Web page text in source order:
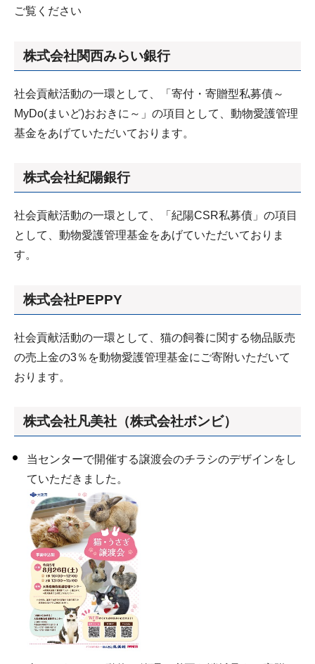
ご覧ください
株式会社関西みらい銀行
社会貢献活動の一環として、「寄付・寄贈型私募債～
MyDo(まいど)おおきに～」の項目として、動物愛護管理
基金をあげていただいております。
株式会社紀陽銀行
社会貢献活動の一環として、「紀陽CSR私募債」の項目
として、動物愛護管理基金をあげていただいておりま
す。
株式会社PEPPY
社会貢献活動の一環として、猫の飼養に関する物品販売
の売上金の3％を動物愛護管理基金にご寄附いただいて
おります。
株式会社凡美社（株式会社ボンビ）
当センターで開催する譲渡会のチラシのデザインをし
ていただきました。